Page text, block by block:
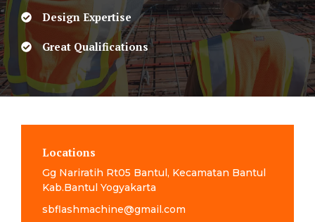
Design Expertise
Great Qualifications
Locations
Gg Nariratih Rt05 Bantul, Kecamatan Bantul
Kab.Bantul Yogyakarta
sbflashmachine@gmail.com